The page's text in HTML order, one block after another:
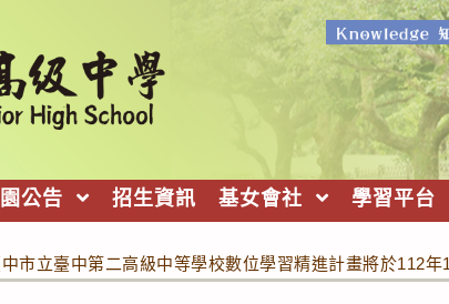
公告 招生資訊 基女會社 學習平台
市立臺中第二高級中等學校數位學習精進計畫將於112